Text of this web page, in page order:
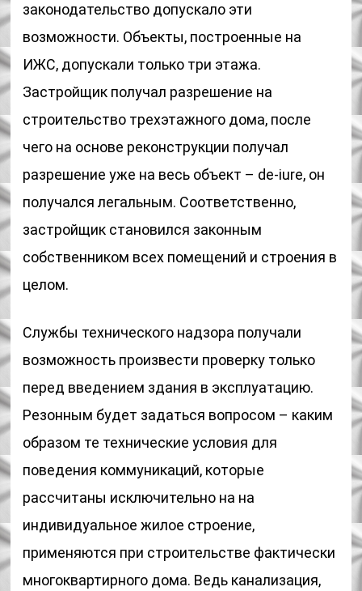
законодательство допускало эти
возможности. Объекты, построенные на
ИЖС, допускали только три этажа.
Застройщик получал разрешение на
строительство трехэтажного дома, после
чего на основе реконструкции получал
разрешение уже на весь объект – de-iure, он
получался легальным. Соответственно,
застройщик становился законным
собственником всех помещений и строения в
целом.
Службы технического надзора получали
возможность произвести проверку только
перед введением здания в эксплуатацию.
Резонным будет задаться вопросом – каким
образом те технические условия для
поведения коммуникаций, которые
рассчитаны исключительно на на
индивидуальное жилое строение,
применяются при строительстве фактически
многоквартирного дома. Ведь канализация,